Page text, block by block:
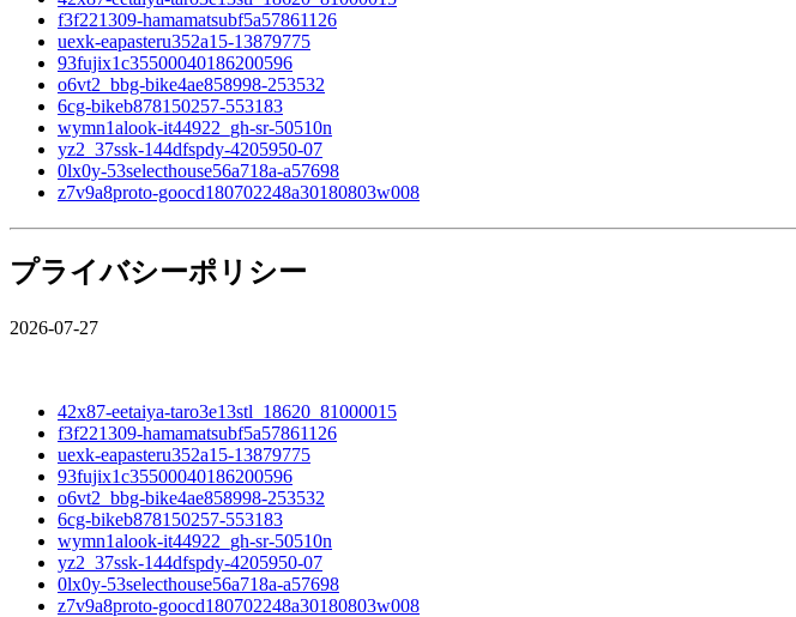
f3f221309-hamamatsubf5a57861126
uexk-eapasteru352a15-13879775
93fujix1c35500040186200596
o6vt2_bbg-bike4ae858998-253532
6cg-bikeb878150257-553183
wymn1alook-it44922_gh-sr-50510n
yz2_37ssk-144dfspdy-4205950-07
0lx0y-53selecthouse56a718a-a57698
z7v9a8proto-goocd180702248a30180803w008
プライバシーポリシー
2026-07-27
42x87-eetaiya-taro3e13stl_18620_81000015
f3f221309-hamamatsubf5a57861126
uexk-eapasteru352a15-13879775
93fujix1c35500040186200596
o6vt2_bbg-bike4ae858998-253532
6cg-bikeb878150257-553183
wymn1alook-it44922_gh-sr-50510n
yz2_37ssk-144dfspdy-4205950-07
0lx0y-53selecthouse56a718a-a57698
z7v9a8proto-goocd180702248a30180803w008